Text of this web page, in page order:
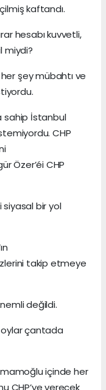
kaftandı.
hesabı kuvvetli,
miydi?
şey mübahtı ve
sahip İstanbul
CHP
Özer’éi CHP
siyasal bir yol
takip etmeye
değildi.
oylar çantada
içinde her
CHP’ye verecek